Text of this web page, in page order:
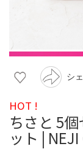
シ
HOT !
ちさと 5
ット | NEJI